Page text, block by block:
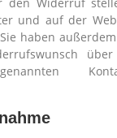
und auf der
haben